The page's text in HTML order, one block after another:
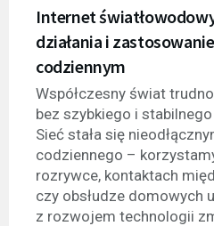
Internet
działania i
codziennym
Współczesny świat
bez szybkiego i
Sieć stała się
codziennego –
rozrywce, kontaktach
czy obsłudze domowych
z rozwojem technologii